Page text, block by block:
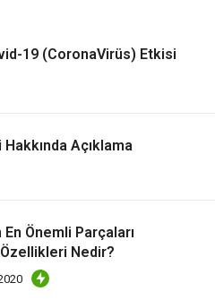
19 (CoronaVirüs) Etkisi
Hakkında Açıklama
En Önemli Parçaları
Nedir?